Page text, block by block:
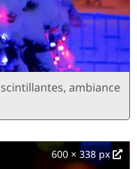
ambiance
600 × 338 px